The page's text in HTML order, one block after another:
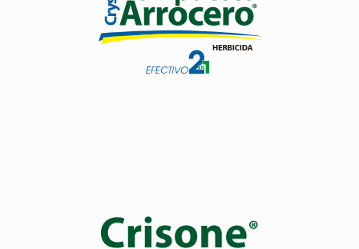
ingredientes activos.
Es selectivo al cultivo del arroz.
Ver producto
Controla malezas gramíneas. Selectivo al cultivo de arroz.